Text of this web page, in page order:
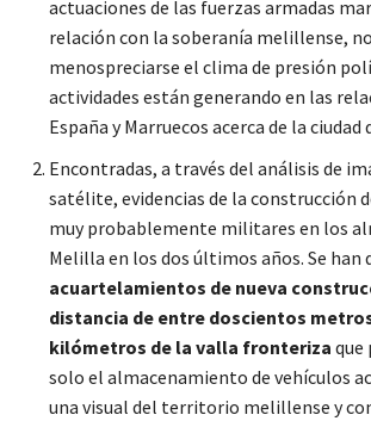
actuaciones de las fuerzas armadas
relación con la soberanía melillense,
menospreciarse el clima de presión
actividades están generando en las
España y Marruecos acerca de la ciudad
Encontradas, a través del análisis de
satélite, evidencias de la construcción
muy probablemente militares en los
Melilla en los dos últimos años. Se han
acuartelamientos de nueva
distancia de entre doscientos
kilómetros de la valla fronteriza que
solo el almacenamiento de vehículos
una visual del territorio melillense y